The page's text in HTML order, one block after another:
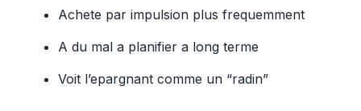
Achete par impulsion plus frequemment
A du mal a planifier a long terme
Voit l’epargnant comme un “radin”